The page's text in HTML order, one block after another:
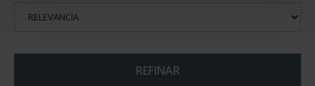
REFINAR